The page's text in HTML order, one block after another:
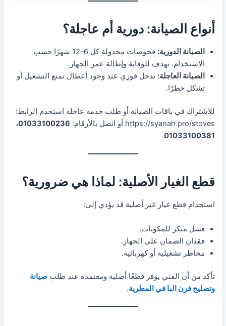
أنواع الصيانة: دورية أم عاجلة؟
الصيانة الدورية:
فحوصات مجدولة كل 6–12 شهرًا حسب
الاستخدام. تهدف للوقاية وإطالة عمر الجهاز.
الصيانة العاجلة: تدخل فوري عند وجود أعطال تمنع التشغيل أو
تشكل خطرًا.
للاشتراك في باقات الصيانة أو طلب خدمة عاجلة استخدم الرابط:
https://syanah.pro/stoves أو اتصل بالأرقام:
01033100236،
01033100381
.
قطع الغيار الأصلية: لماذا هي ضرورية؟
استخدام قطع غيار غير أصلية قد يؤدي إلى:
فشل مبكر للمكونات.
فقدان الضمان على الجهاز.
مخاطر تشغيلية أو كهربائية.
تأكد من أن الفني يوفر قطعًا أصلية ومعتمدة عند طلبصيانة
وتصليح فرن البا في المطرية.